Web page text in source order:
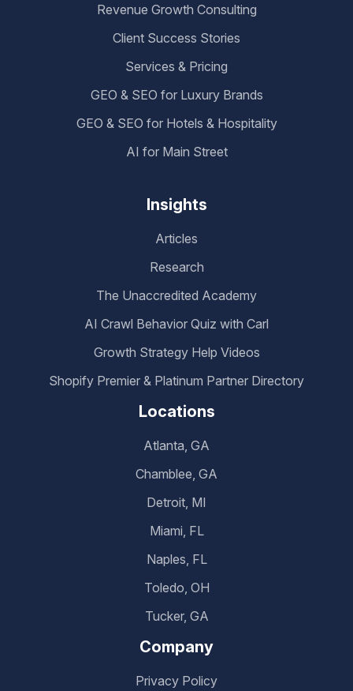
Revenue Growth Consulting
Client Success Stories
Services & Pricing
GEO & SEO for Luxury Brands
GEO & SEO for Hotels & Hospitality
AI for Main Street
Insights
Articles
Research
The Unaccredited Academy
AI Crawl Behavior Quiz with Carl
Growth Strategy Help Videos
Shopify Premier & Platinum Partner Directory
Locations
Atlanta, GA
Chamblee, GA
Detroit, MI
Miami, FL
Naples, FL
Toledo, OH
Tucker, GA
Company
Privacy Policy